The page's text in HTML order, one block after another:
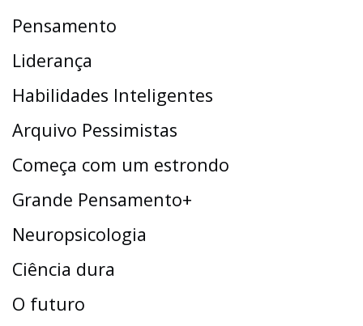
Pensamento
Liderança
Habilidades Inteligentes
Arquivo Pessimistas
Começa com um estrondo
Grande Pensamento+
Neuropsicologia
Ciência dura
O futuro